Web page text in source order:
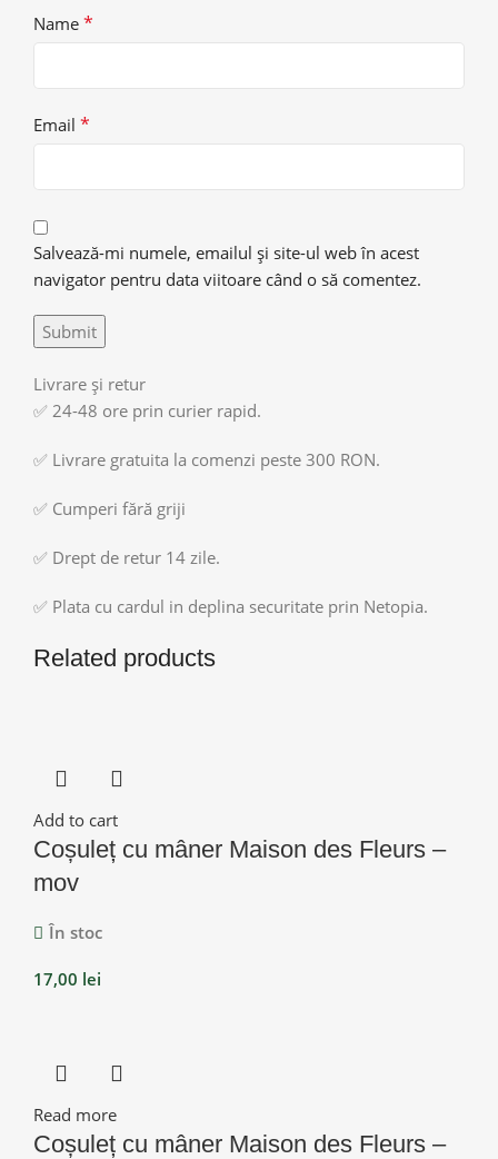
Name *
Email *
Salvează-mi numele, emailul și site-ul web în acest
navigator pentru data viitoare când o să comentez.
Livrare și retur
✅ 24-48 ore prin curier rapid.
✅ Livrare gratuita la comenzi peste 300 RON.
✅ Cumperi fără griji
✅ Drept de retur 14 zile.
✅ Plata cu cardul in deplina securitate prin Netopia.
Related products
Add to cart
Coșuleț cu mâner Maison des Fleurs –
mov
În stoc
17,00 lei
Read more
Coșuleț cu mâner Maison des Fleurs –